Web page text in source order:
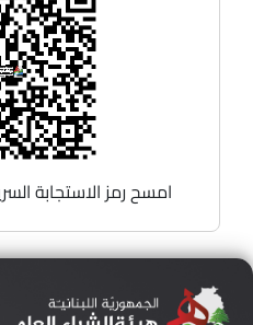
امسح رمز الاستجابة